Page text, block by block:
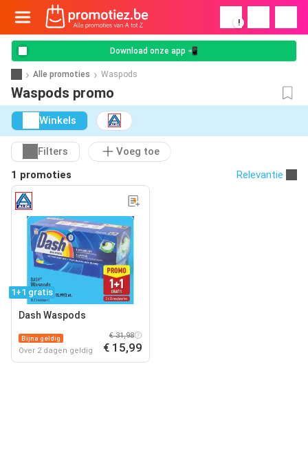
!
Download onze app 📲
Alle promoties Waspods
Waspods promo
Winkels
Filters
Voeg toe
1 promoties
Relevantie
1+1 gratis
Dash Waspods
Bijna geldig
Over 2 dagen geldig
€ 31,98
€ 15,99